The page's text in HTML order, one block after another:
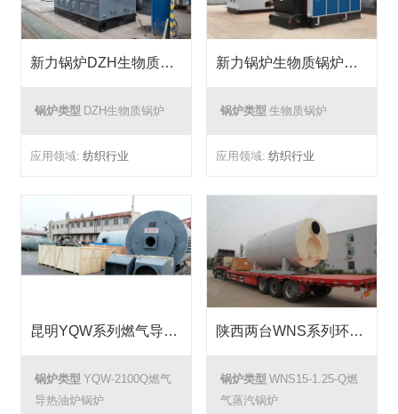
新力锅炉DZH生物质锅炉在纺织厂能源转化中的成功应用
锅炉类型 DZH生物质锅炉
应用领域: 纺织行业
新力锅炉生物质锅炉纺织厂能源转换项目
锅炉类型 生物质锅炉
应用领域: 纺织行业
昆明YQW系列燃气导热油炉锅炉项目
锅炉类型 YQW-2100Q燃气
导热油炉锅炉
陕西两台WNS系列环保型燃气蒸汽锅炉项目
锅炉类型 WNS15-1.25-Q燃
气蒸汽锅炉